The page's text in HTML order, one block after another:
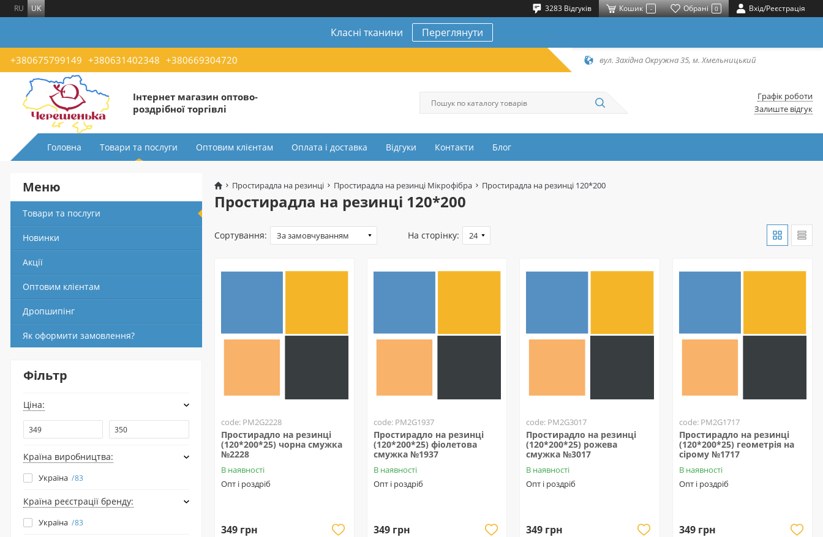
RU UK 3283 Відгуків Кошик - Обрані 0 Вхід/Реєстрація
Класні тканини Переглянути
+380675799149 +380631402348 +380669304720 вул. Західна Окружна 35, м. Хмельницький
Інтернет магазин оптово-
роздрібної торгівлі
Графік роботи
Залиште відгук
Головна Товари та послуги Оптовим клієнтам Оплата і доставка Відгуки Контакти Блог
Простирадла на резинці Простирадла на резинці Мікрофібра Простирадла на резинці 120*200
Простирадла на резинці 120*200
Сортування: На сторінку:
code: PM2G2228
Простирадло на резинці
(120*200*25) чорна смужка
№2228
В наявності
Опт і роздріб
349 грн
code: PM2G1937
Простирадло на резинці
(120*200*25) фіолетова
смужка №1937
В наявності
Опт і роздріб
349 грн
code: PM2G3017
Простирадло на резинці
(120*200*25) рожева
смужка №3017
В наявності
Опт і роздріб
349 грн
code: PM2G1717
Простирадло на резинці
(120*200*25) геометрія на
сірому №1717
В наявності
Опт і роздріб
349 грн
Меню
Товари та послуги
Новинки
Акції
Оптовим клієнтам
Дропшипінг
Як оформити замовлення?
Фільтр
Ціна:
Країна виробництва:
Україна 83
Країна реєстрації бренду:
Україна 83